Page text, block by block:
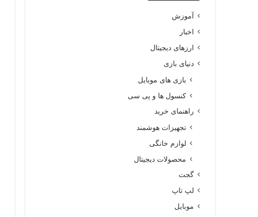
آموزش
اخبار
ارزهای دیجیتال
دنیای بازی
بازی های موبایل
کنسول ها و پی سی
راهنمای خرید
تجهیزات هوشمند
لوازم خانگی
محصولات دیجیتال
گجت
لپ تاپ
موبایل